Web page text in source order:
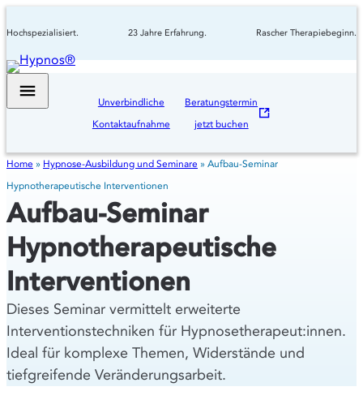
Hochspezialisiert. 23 Jahre Erfahrung. Rascher Therapiebeginn.
Unverbindliche
Kontaktaufnahme
Beratungstermin
jetzt buchen
Home » Hypnose-Ausbildung und Seminare » Aufbau-Seminar
Hypnotherapeutische Interventionen
Aufbau-Seminar
Hypnotherapeutische
Interventionen
Dieses Seminar vermittelt erweiterte
Interventionstechniken für Hypnosetherapeut:innen.
Ideal für komplexe Themen, Widerstände und
tiefgreifende Veränderungsarbeit.